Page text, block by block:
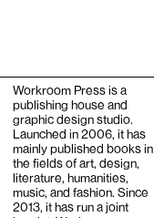
Workroom Press is a
publishing house and
graphic design studio.
Launched in 2006, it has
mainly published books in
the fields of art, design,
literature, humanities,
music, and fashion. Since
2013, it has run a joint